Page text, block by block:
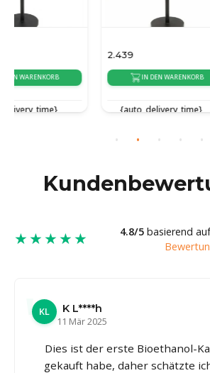
IN DEN WARENKORB
{auto_delivery_time}
★★★★★ 4.8/5basierend
KL
K L****h
11 Mär 2025
Dies ist der erste Bioethanol-
gekauft habe, daher schätzte